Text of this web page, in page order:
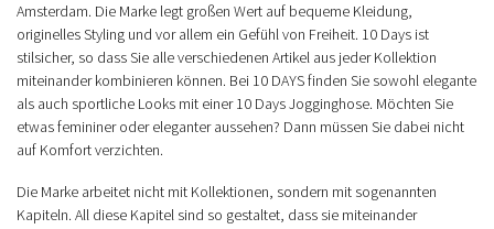
Amsterdam. Die Marke legt großen Wert auf bequeme Kleidung,
originelles Styling und vor allem ein Gefühl von Freiheit. 10 Days ist
stilsicher, so dass Sie alle verschiedenen Artikel aus jeder Kollektion
miteinander kombinieren können. Bei 10 DAYS finden Sie sowohl elegante
als auch sportliche Looks mit einer 10 Days Jogginghose. Möchten Sie
etwas femininer oder eleganter aussehen? Dann müssen Sie dabei nicht
auf Komfort verzichten.
Die Marke arbeitet nicht mit Kollektionen, sondern mit sogenannten
Kapiteln. All diese Kapitel sind so gestaltet, dass sie miteinander